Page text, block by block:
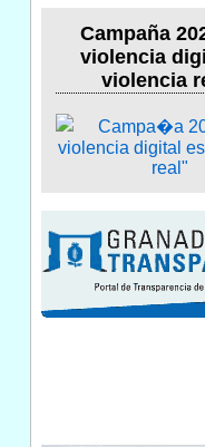
Campaña
violencia
violencia